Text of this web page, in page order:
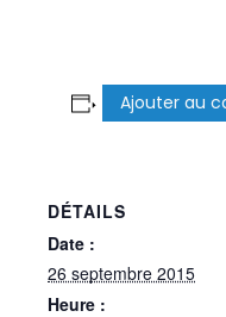
Ajouter au
DÉTAILS
Date :
26 septembre 2015
Heure :